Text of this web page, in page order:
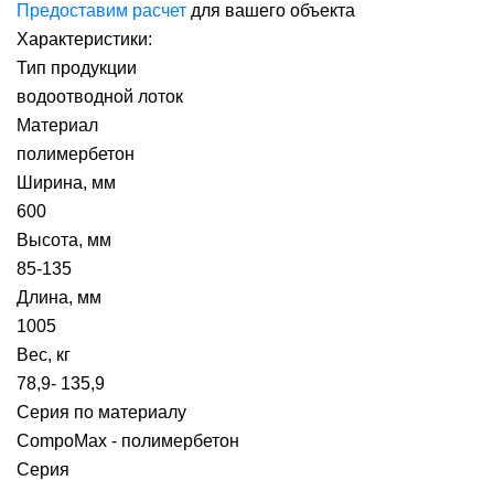
Предоставим расчет для вашего объекта
Характеристики:
Тип продукции
водоотводной лоток
Материал
полимербетон
Ширина, мм
600
Высота, мм
85-135
Длина, мм
1005
Вес, кг
78,9- 135,9
Серия по материалу
CompoMax - полимербетон
Серия